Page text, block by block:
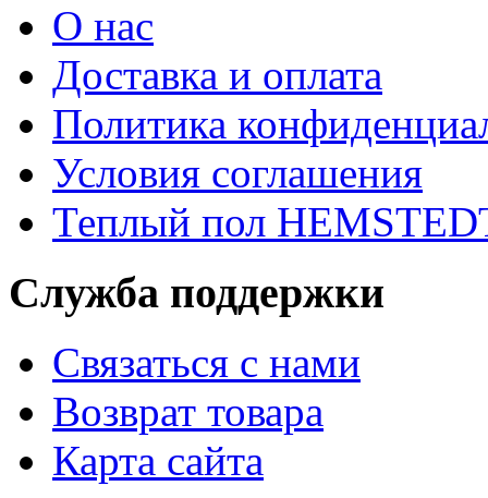
О нас
Доставка и оплата
Политика
Условия соглашения
Теплый пол
Служба поддержки
Связаться с нами
Возврат товара
Карта сайта